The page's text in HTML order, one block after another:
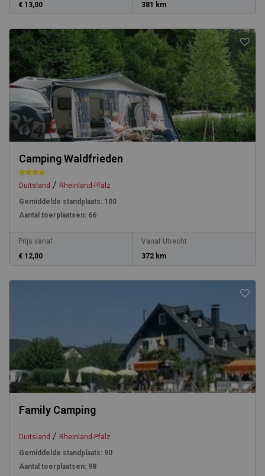
€ 13,00
381 km
Camping Waldfrieden
Duitsland / Rheinland-Pfalz
Gemiddelde standplaats: 100
Aantal toerplaatsen: 66
Prijs vanaf
€ 12,00
Vanaf Utrecht
372 km
Family Camping
Duitsland / Rheinland-Pfalz
Gemiddelde standplaats: 90
Aantal toerplaatsen: 98